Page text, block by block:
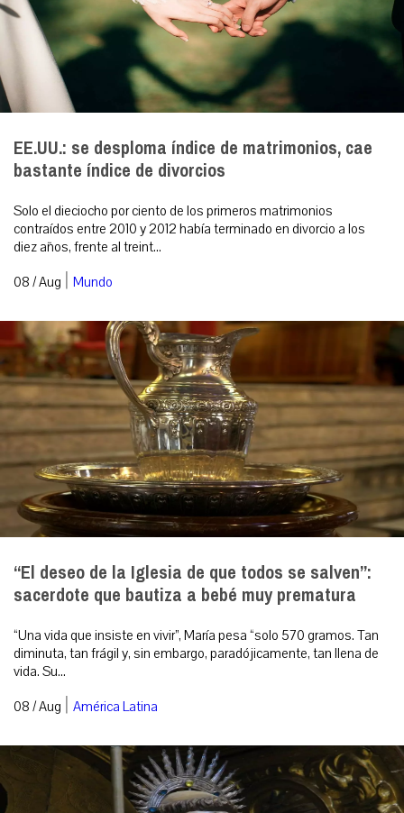
EE.UU.: se desploma índice de matrimonios, cae
bastante índice de divorcios
Solo el dieciocho por ciento de los primeros matrimonios
contraídos entre 2010 y 2012 había terminado en divorcio a los
diez años, frente al treint...
08 / Aug | Mundo
“El deseo de la Iglesia de que todos se salven”:
sacerdote que bautiza a bebé muy prematura
“Una vida que insiste en vivir”, María pesa “solo 570 gramos. Tan
diminuta, tan frágil y, sin embargo, paradójicamente, tan llena de
vida. Su...
08 / Aug | América Latina